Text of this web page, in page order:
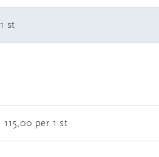
1 st
115,00 per 1 st